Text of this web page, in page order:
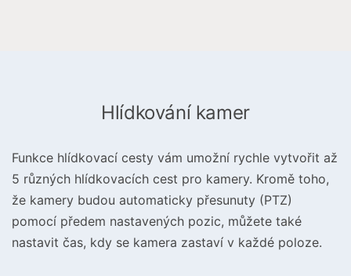
Hlídkování kamer
Funkce hlídkovací cesty vám umožní rychle vytvořit až
5 různých hlídkovacích cest pro kamery. Kromě toho,
že kamery budou automaticky přesunuty (PTZ)
pomocí předem nastavených pozic, můžete také
nastavit čas, kdy se kamera zastaví v každé poloze.